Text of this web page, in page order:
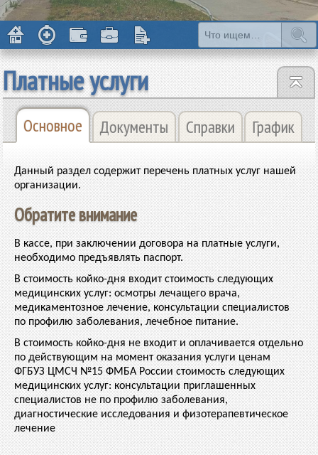
Платные услуги
Основное Документы Справки График
Данный раздел содержит перечень платных услуг нашей
организации.
Обратите внимание
В кассе, при заключении договора на платные услуги,
необходимо предъявлять паспорт.
В стоимость койко-дня входит стоимость следующих
медицинских услуг: осмотры лечащего врача,
медикаментозное лечение, консультации специалистов
по профилю заболевания, лечебное питание.
В стоимость койко-дня не входит и оплачивается отдельно
по действующим на момент оказания услуги ценам
ФГБУЗ ЦМСЧ №15 ФМБА России стоимость следующих
медицинских услуг: консультации приглашенных
специалистов не по профилю заболевания,
диагностические исследования и физотерапевтическое
лечение